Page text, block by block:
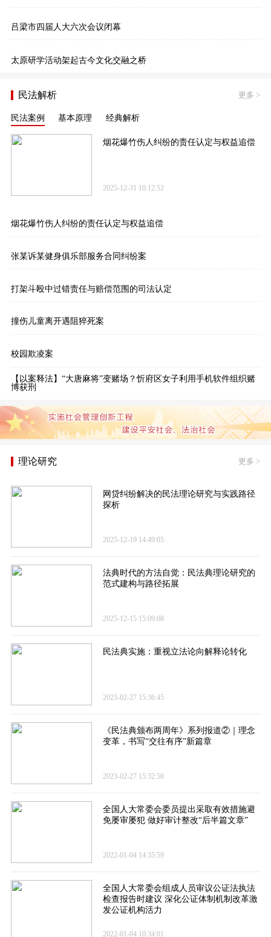
吕梁市四届人大六次会议闭幕
太原研学活动架起古今文化交融之桥
民法解析 更多 >
民法案例 基本原理 经典解析
烟花爆竹伤人纠纷的责任认定与权益追偿
2025-12-31 10:12:52
烟花爆竹伤人纠纷的责任认定与权益追偿
张某诉某健身俱乐部服务合同纠纷案
打架斗殴中过错责任与赔偿范围的司法认定
撞伤儿童离开遇阻猝死案
校园欺凌案
【以案释法】“大唐麻将”变赌场？忻府区女子利用手机软件组织赌
博获刑
理论研究 更多 >
网贷纠纷解决的民法理论研究与实践路径
探析
2025-12-19 14:49:05
法典时代的方法自觉：民法典理论研究的
范式建构与路径拓展
2025-12-15 15:09:08
民法典实施：重视立法论向解释论转化
2023-02-27 15:36:45
《民法典颁布两周年》系列报道②｜理念
变革，书写“交往有序”新篇章
2023-02-27 15:32:56
全国人大常委会委员提出采取有效措施避
免屡审屡犯 做好审计整改“后半篇文章”
2022-01-04 14:35:59
全国人大常委会组成人员审议公证法执法
检查报告时建议 深化公证体制机制改革激
发公证机构活力
2022-01-04 10:34:01